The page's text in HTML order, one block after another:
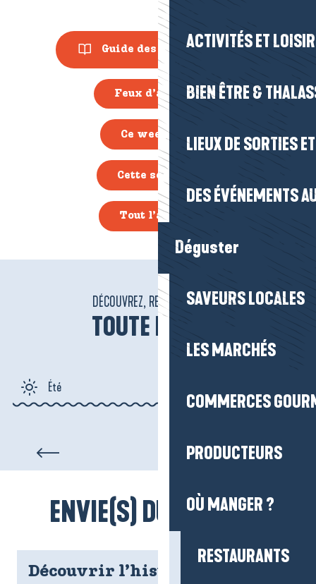
ACTIVITÉS ET
BIEN ÊTRE &
LIEUX DE SORTIES
DES ÉVÉNEMENTS
Déguster
SAVEURS LOCALES
LES MARCHÉS
COMMERCES
PRODUCTEURS
OÙ MANGER ?
RESTAURANTS
Guide des Animations
Feux d’artifice
Ce week-end
Cette semaine
Tout l’agenda
DÉCOUVREZ, RESPIREZ, VIBREZ !
TOUTE L’ANNÉE
Été
Printemps
au Croisic
ENVIE(S) DU MOMENT
Découvrir l’histoire de la